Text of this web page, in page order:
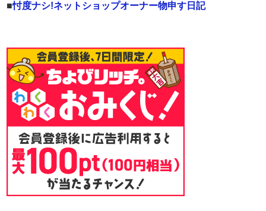
■忖度ナシ!ネットショップオーナー物申す日記